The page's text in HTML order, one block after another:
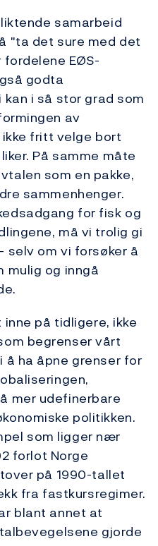
samarbeid
"ta det sure med det
fordelene EØS-
godta
i så stor grad som
av
fritt velge bort
På samme måte
som en pakke,
sammenhenger.
for fisk og
må vi trolig gi
selv om vi forsøker å
mulig og inngå
på tidligere, ikke
begrenser vårt
å ha åpne grenser for
mer udefinerbare
politikken.
som ligger nær
forlot Norge
på 1990-tallet
fra fastkursregimer.
blant annet at
gjorde